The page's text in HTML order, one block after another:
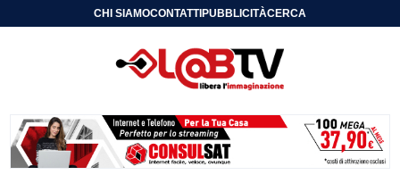
CHI SIAMOCONTATTIPUBBLICITÀCERCA